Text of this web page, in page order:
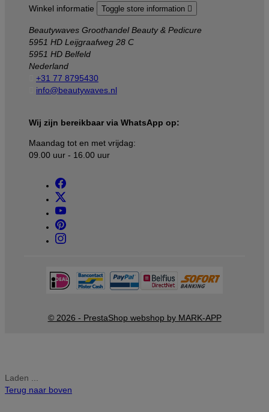
Winkel informatie Toggle store information 
Beautywaves Groothandel Beauty & Pedicure
5951 HD Leijgraafweg 28 C
5951 HD Belfeld
Nederland
+31 77 8795430
info@beautywaves.nl
Wij zijn bereikbaar via WhatsApp op:
Maandag tot en met vrijdag:
09.00 uur - 16.00 uur
© 2026 - PrestaShop webshop by MARK-APP
Laden ...
Terug naar boven